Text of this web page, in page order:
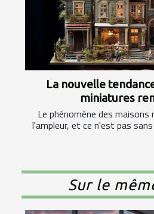
La nouvelle
miniatures
Le phénomène des maisons
l'ampleur, et ce n'est pas
Sur le